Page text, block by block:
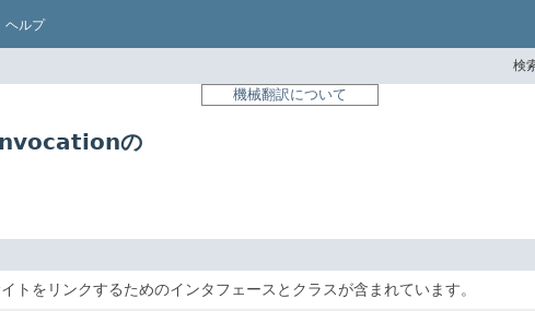
ヘルプ
検
機械翻訳について
の
トをリンクするためのインタフェースとクラスが含まれています。